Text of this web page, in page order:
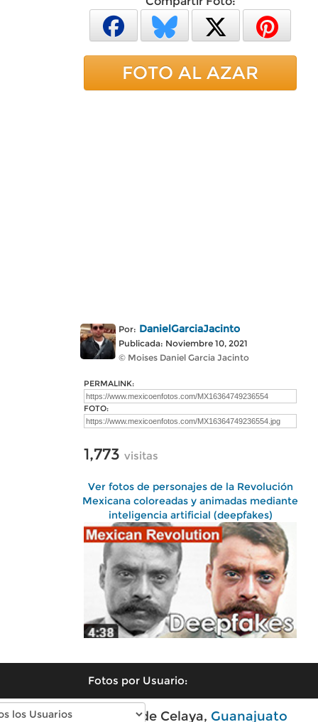
FOTO AL AZAR
Por: DanielGarciaJacinto
Publicada: Noviembre 10, 2021
© Moises Daniel Garcia Jacinto
PERMALINK:
FOTO:
1,773 visitas
Ver fotos de personajes de la Revolución
Mexicana coloreadas y animadas mediante
inteligencia artificial (deepfakes)
Fotos por Usuario:
Fotos modernas de Celaya, Guanajuato